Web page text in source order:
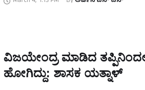
ವಿಜಯೇಂದ್ರ ಮಾಡಿದ
ಹೋಗಿದ್ದು: ಶಾಸಕ ಯತ್ನಾಳ್‌